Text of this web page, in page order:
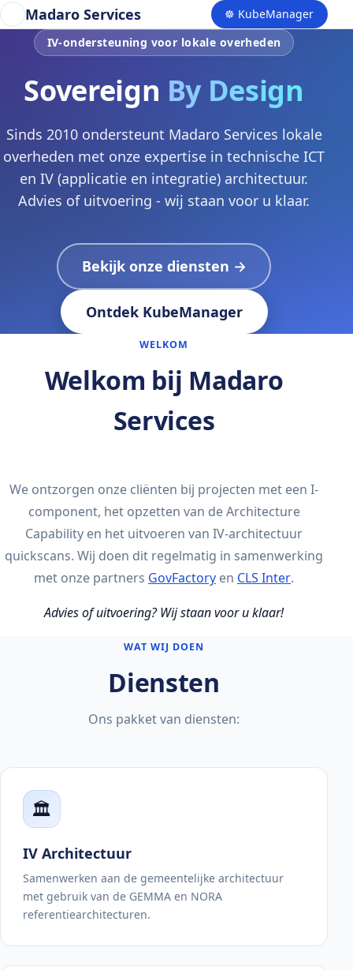
Madaro Services
☸ KubeManager
IV-ondersteuning voor lokale overheden
Sovereign By Design
Sinds 2010 ondersteunt Madaro Services lokale
overheden met onze expertise in technische ICT
en IV (applicatie en integratie) architectuur.
Advies of uitvoering - wij staan voor u klaar.
Bekijk onze diensten →
Ontdek KubeManager
WELKOM
Welkom bij Madaro
Services
We ontzorgen onze cliënten bij projecten met een I-
component, het opzetten van de Architecture
Capability en het uitvoeren van IV-architectuur
quickscans. Wij doen dit regelmatig in samenwerking
met onze partners GovFactory en CLS Inter.
Advies of uitvoering? Wij staan voor u klaar!
WAT WIJ DOEN
Diensten
Ons pakket van diensten:
🏛️
IV Architectuur
Samenwerken aan de gemeentelijke architectuur
met gebruik van de GEMMA en NORA
referentiearchitecturen.